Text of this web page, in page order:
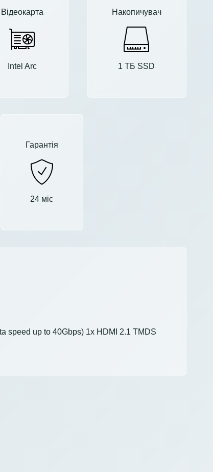
Відеокарта
Intel Arc
Накопичувач
1 ТБ SSD
Гарантія
24 міс
speed up to 40Gbps) 1x HDMI 2.1 TMDS